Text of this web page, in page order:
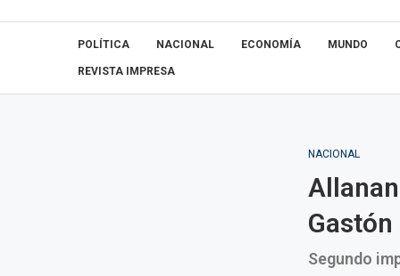
POLÍTICA NACIONAL ECONOMÍA MUNDO
REVISTA IMPRESA
NACIONAL
Segundo